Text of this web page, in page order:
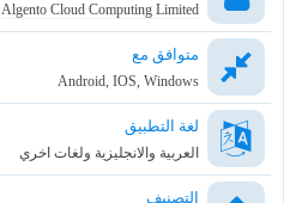
Algento Cloud Computing Limited
متوافق مع
Android, IOS, Windows
لغة التطبيق
العربية والانجليزية ولغات اخري
التصنيف